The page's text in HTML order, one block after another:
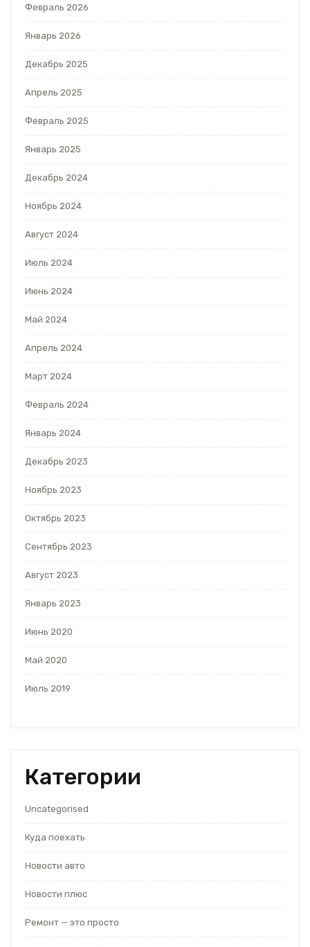
Февраль 2026
Январь 2026
Декабрь 2025
Апрель 2025
Февраль 2025
Январь 2025
Декабрь 2024
Ноябрь 2024
Август 2024
Июль 2024
Июнь 2024
Май 2024
Апрель 2024
Март 2024
Февраль 2024
Январь 2024
Декабрь 2023
Ноябрь 2023
Октябрь 2023
Сентябрь 2023
Август 2023
Январь 2023
Июнь 2020
Май 2020
Июль 2019
Категории
Uncategorised
Куда поехать
Новости авто
Новости плюс
Ремонт — это просто